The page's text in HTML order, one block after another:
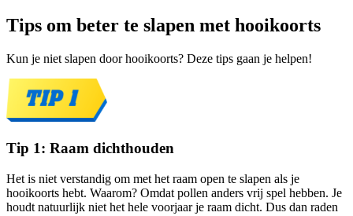
Tips om beter te slapen met hooikoorts
Kun je niet slapen door hooikoorts? Deze tips gaan je helpen!
Tip 1: Raam dichthouden
Het is niet verstandig om met het raam open te slapen als je
hooikoorts hebt. Waarom? Omdat pollen anders vrij spel hebben. Je
houdt natuurlijk niet het hele voorjaar je raam dicht. Dus dan raden